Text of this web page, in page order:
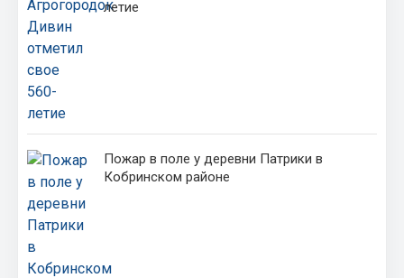
летие
Пожар в поле у деревни Патрики в
Кобринском районе